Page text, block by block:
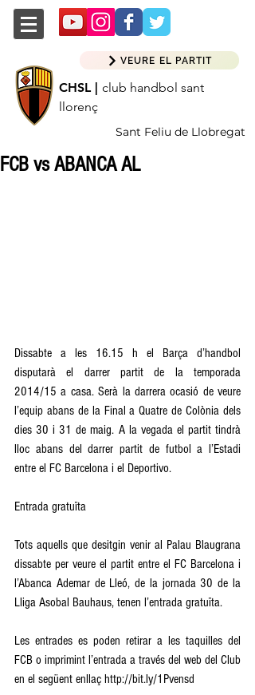
CHSL | club handbol sant
llorenç
Sant Feliu de Llobregat
VEURE EL PARTIT
FCB vs ABANCA AL
Dissabte a les 16.15 h el Barça d’handbol
disputarà el darrer partit de la temporada
2014/15 a casa. Serà la darrera ocasió de veure
l’equip abans de la Final a Quatre de Colònia dels
dies 30 i 31 de maig. A la vegada el partit tindrà
lloc abans del darrer partit de futbol a l’Estadi
entre el FC Barcelona i el Deportivo.
Entrada gratuïta
Tots aquells que desitgin venir al Palau Blaugrana
dissabte per veure el partit entre el FC Barcelona i
l’Abanca Ademar de Lleó, de la jornada 30 de la
Lliga Asobal Bauhaus, tenen l’entrada gratuïta.
Les entrades es poden retirar a les taquilles del
FCB o imprimint l’entrada a través del web del Club
en el següent enllaç http://bit.ly/1Pvensd